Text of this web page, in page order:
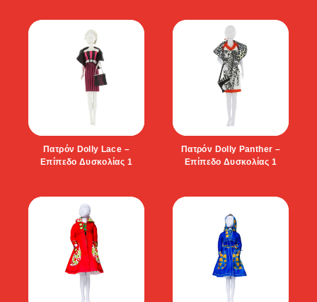
Πατρόν Dolly Lace –
Επίπεδο Δυσκολίας 1
Πατρόν Dolly Panther –
Επίπεδο Δυσκολίας 1